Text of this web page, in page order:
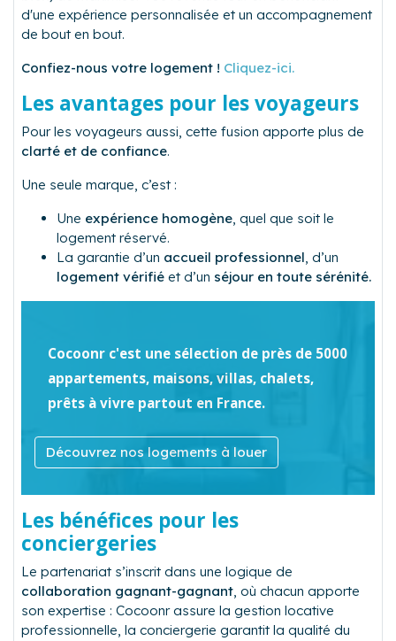
d'une expérience personnalisée et un accompagnement
de bout en bout.
Confiez-nous votre logement ! Cliquez-ici.
Les avantages pour les voyageurs
Pour les voyageurs aussi, cette fusion apporte plus de
clarté et de confiance.
Une seule marque, c’est :
Une expérience homogène, quel que soit le
logement réservé.
La garantie d’un accueil professionnel, d’un
logement vérifié et d’un séjour en toute sérénité.
Cocoonr c'est une sélection de près de 5000
appartements, maisons, villas, chalets,
prêts à vivre partout en France.
Découvrez nos logements à louer
Les bénéfices pour les
conciergeries
Le partenariat s’inscrit dans une logique de
collaboration gagnant-gagnant, où chacun apporte
son expertise : Cocoonr assure la gestion locative
professionnelle, la conciergerie garantit la qualité du